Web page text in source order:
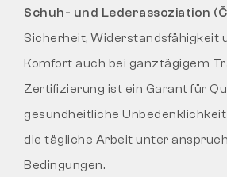
Schuh- und Lederassoziation
Sicherheit, Widerstandsfähigkeit
Komfort auch bei ganztägigem
Zertifizierung ist ein Garant für
gesundheitliche
die tägliche Arbeit unter
Bedingungen.